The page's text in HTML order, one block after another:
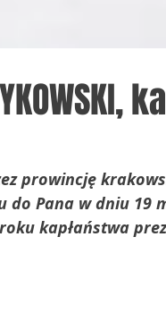
prowincję
do Pana w dniu 19
kapłaństwa